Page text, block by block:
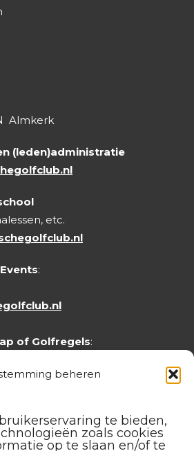
beheren
te bieden,
zoals cookies
op te slaan en/of te
Almkerk
(leden)administratie
etc.
:
of Golfregels: